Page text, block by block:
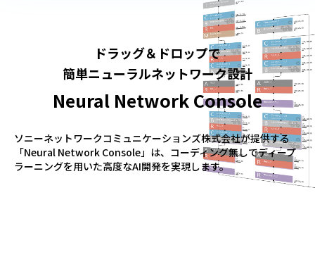
ドラッグ＆ドロップで
簡単ニューラルネットワーク設計
Neural Network Console
ソニーネットワークコミュニケーションズ株式会社が提供する
「Neural Network Console」は、コーディング無しでディープ
ラーニングを用いた高度なAI開発を実現します。